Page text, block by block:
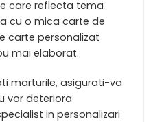
care reflecta tema
cu o mica carte de
carte personalizat
mai elaborat.
marturile, asigurati-va
vor deteriora
in personalizari